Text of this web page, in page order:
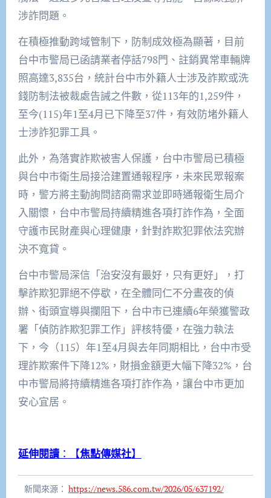
涉詐問題。
在積極推動跨域管制下，防制成效極為顯著，目前
台中市警局已函請業者停話798門、註銷異常車輛牌
照高達3,835台，統計台中市外籍人士涉及詐欺或洗
錢防制法被裁處告誡之件數，從113年的1,259件，
至今(115)年1至4月已下降至37件，有效防堵外籍人
士涉詐犯罪工具。
此外，為落實詐欺被害人保護，台中市警局已積極
與台中市衛生局接洽建置通報程序，未來民眾報案
時，警方將主動詢問諮商需求並即時通報衛生局介
入關懷，台中市警局持續精進各項打詐作為，全面
守護市民財產與心理健康，針對詐欺犯罪依法究辦
決不寬貸。
台中市警局深信「治安沒有最好，只有更好」，打
擊詐欺犯罪絕不停歇，在全體同仁不分晝夜的偵
辦、街頭宣導與攔阻下，台中市已連續6年榮獲警政
署「偵防詐欺犯罪工作」評核特優，在強力執法
下，今（115）年1至4月與去年同期相比，台中市受
理詐欺案件下降12%，財損金額更大幅下降32%，台
中市警局將持續精進各項打詐作為，讓台中市更加
安心宜居。
延伸閱讀：【焦點傳媒社】
新聞來源： https://news.586.com.tw/2026/05/637192/